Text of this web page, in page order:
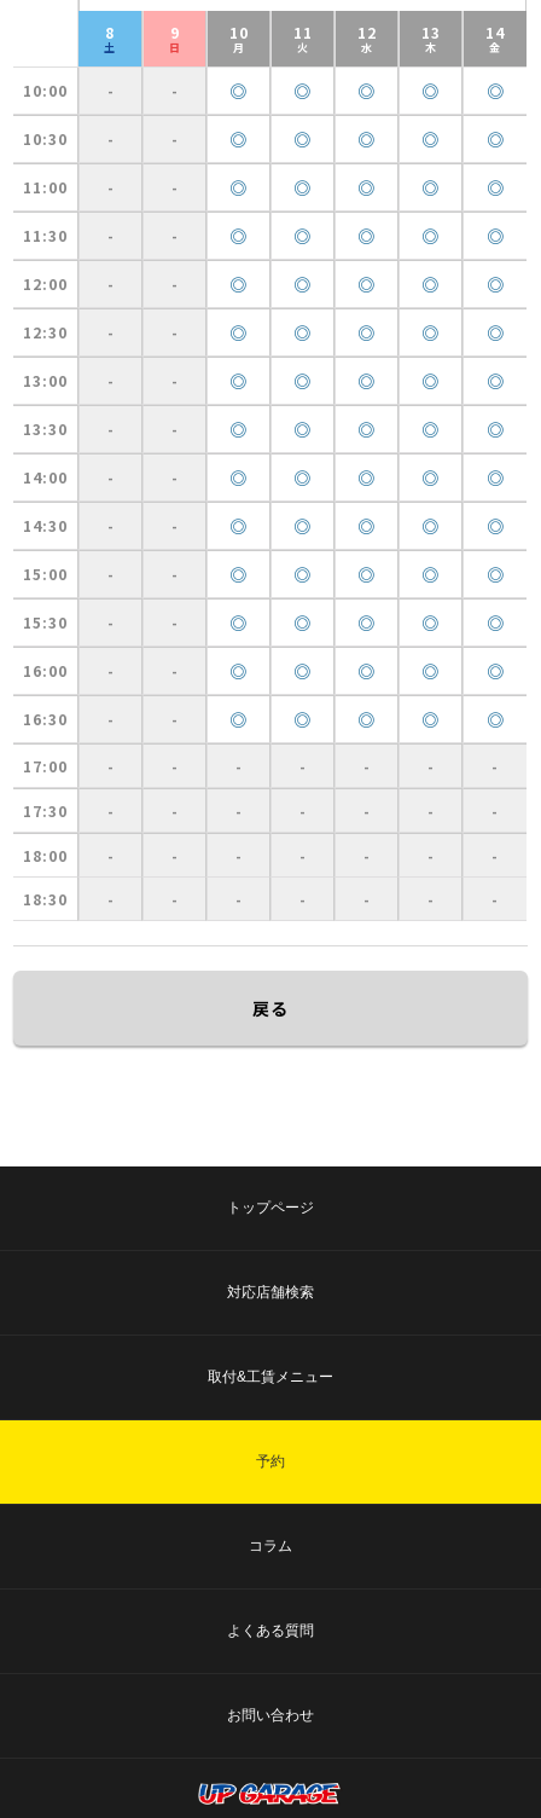
8
土
9
日
10
月
11
火
12
水
13
木
14
金
10:00 - - ◎ ◎ ◎ ◎ ◎
10:30 - - ◎ ◎ ◎ ◎ ◎
11:00 - - ◎ ◎ ◎ ◎ ◎
11:30 - - ◎ ◎ ◎ ◎ ◎
12:00 - - ◎ ◎ ◎ ◎ ◎
12:30 - - ◎ ◎ ◎ ◎ ◎
13:00 - - ◎ ◎ ◎ ◎ ◎
13:30 - - ◎ ◎ ◎ ◎ ◎
14:00 - - ◎ ◎ ◎ ◎ ◎
14:30 - - ◎ ◎ ◎ ◎ ◎
15:00 - - ◎ ◎ ◎ ◎ ◎
15:30 - - ◎ ◎ ◎ ◎ ◎
16:00 - - ◎ ◎ ◎ ◎ ◎
16:30 - - ◎ ◎ ◎ ◎ ◎
17:00 - - - - - - -
17:30 - - - - - - -
18:00 - - - - - - -
18:30 - - - - - - -
戻る
トップページ
対応店舗検索
取付&工賃メニュー
予約
コラム
よくある質問
お問い合わせ